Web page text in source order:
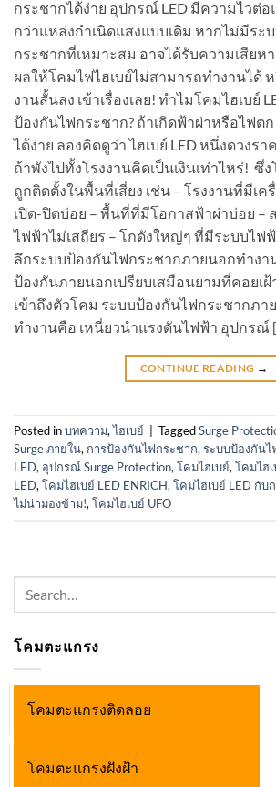
กระชากได้ง่าย อุปกรณ์ LED มีความไวต่
กว่าแหล่งกำเนิดแสงแบบเดิม หากไม่มีระ
กระชากที่เหมาะสม อาจได้รับความเสียหา
ผลให้โคมไฟไฮเบย์ไม่สามารถทำงานได้
งานสั้นลง เข้าเรื่องเลย! ทำไมโคมไฮเบย์
ป้องกันไฟกระชาก? ถ้าเกิดฟ้าผ่าหรือไฟต
ได้ง่าย ลองคิดดูว่า ไฮเบย์ LED หนึ่งดวงร
ถ้าพังไปทั้งโรงงานคิดเป็นเงินเท่าไหร่! ซึ่ง
ถูกติดตั้งในพื้นที่เสี่ยง เช่น – โรงงานที่มีเ
เปิด-ปิดบ่อย – พื้นที่ที่มีโอกาสฟ้าผ่าบ่อย –
ไฟฟ้าไม่เสถียร – โกดังใหญ่ๆ ที่มีระบบไฟ
ลึกระบบป้องกันไฟกระชากภายนอกทำงาน
ป้องกันภายนอกเปรียบเสมือนยามที่คอยเ
เข้าถึงตัวโคม ระบบป้องกันไฟกระชากภา
ทำงานคือ เหนี่ยวนำแรงดันไฟฟ้า อุปกรณ์
CONTINUE READING →
Posted inบทความ,ไฮเบย์ TaggedSurge
Surge ภายใน, การป้องกันไฟกระชาก,ระบบป้องกันไ
LED, อุปกรณ์ Surge Protection,โคมไฮเบย์,โคมไฮ
LED,โคมไฮเบย์ LED ENRICH,โคมไฮเบย์ LED กับ
ไม่น่ามองข้าม!,โคมไฮเบย์ UFO
โคมตะแกรง
โคมตะแกรงติดลอย
โคมตะแกรงฝังฝ้า